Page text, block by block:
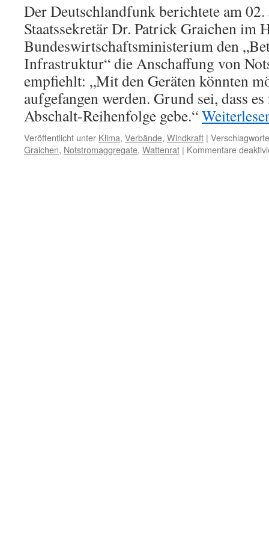
Der Deutschlandfunk berichtete am
Staatssekretär Dr. Patrick Graichen im
Bundeswirtschaftsministerium den
Infrastruktur“ die Anschaffung von
empfiehlt: „Mit den Geräten könnten
aufgefangen werden. Grund sei, dass
Abschalt-Reihenfolge gebe.“
Veröffentlicht unter Klima, Verbände, Windkraft |
Graichen, Notstromaggregate, Wattenrat | Kommentare